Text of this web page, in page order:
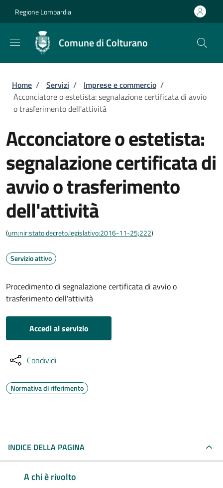
Regione Lombardia
Comune di Colturano
Briciole di pane
Home / Servizi / Imprese e commercio /
Acconciatore o estetista: segnalazione certificata di avvio
o trasferimento dell'attività
Acconciatore o estetista:
segnalazione certificata di
avvio o trasferimento
dell'attività
(urn:nir:stato:decreto.legislativo:2016-11-25;222)
Servizio attivo
Procedimento di segnalazione certificata di avvio o
trasferimento dell'attività
Accedi al servizio
Condividi
Normativa di riferimento
INDICE DELLA PAGINA
A chi è rivolto